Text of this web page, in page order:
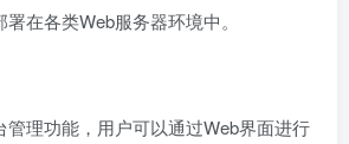
在各类Web服务器环境中。
管理功能，用户可以通过Web界面进行